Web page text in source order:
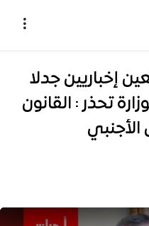
إخباريين جدلا
تحذر : القانون
الأجنبي